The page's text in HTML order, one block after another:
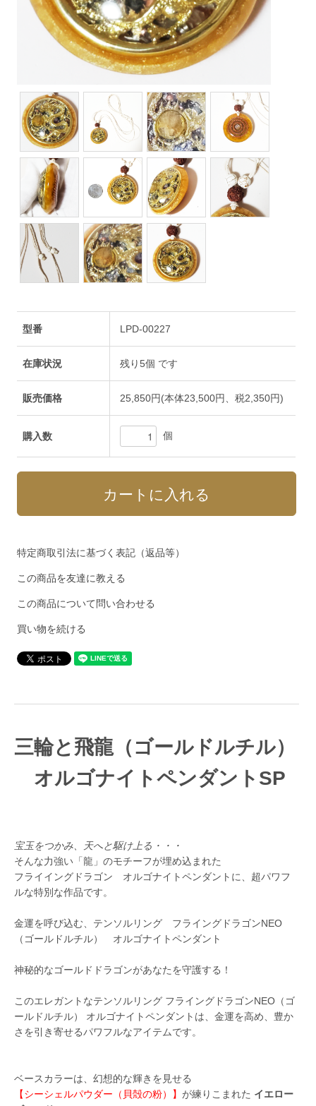
型番 LPD-00227
在庫状況 残り5個 です
販売価格 25,850円(本体23,500円、税2,350円)
購入数 個
特定商取引法に基づく表記（返品等）
この商品を友達に教える
この商品について問い合わせる
買い物を続ける
三輪と飛龍（ゴールドルチル）
オルゴナイトペンダントSP
宝玉をつかみ、天へと駆け上る・・・
そんな力強い「龍」のモチーフが埋め込まれた
フライイングドラゴン オルゴナイトペンダントに、超パワフ
ルな特別な作品です。
金運を呼び込む、テンソルリング フライングドラゴンNEO
（ゴールドルチル） オルゴナイトペンダント
神秘的なゴールドドラゴンがあなたを守護する！
このエレガントなテンソルリング フライングドラゴンNEO（ゴ
ールドルチル） オルゴナイトペンダントは、金運を高め、豊か
さを引き寄せるパワフルなアイテムです。
ベースカラーは、幻想的な輝きを見せる
【シーシェルパウダー（貝殻の粉）】 が練りこまれた イエロー